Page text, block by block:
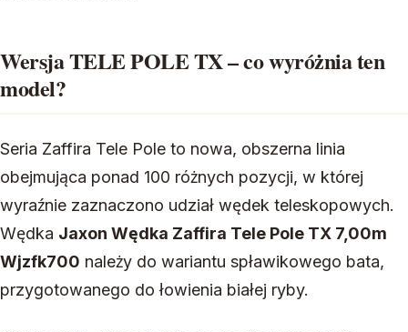
Wersja TELE POLE TX – co wyróżnia ten
model?
Seria Zaffira Tele Pole to nowa, obszerna linia
obejmująca ponad 100 różnych pozycji, w której
wyraźnie zaznaczono udział wędek teleskopowych.
Wędka Jaxon Wędka Zaffira Tele Pole TX 7,00m
Wjzfk700 należy do wariantu spławikowego bata,
przygotowanego do łowienia białej ryby.